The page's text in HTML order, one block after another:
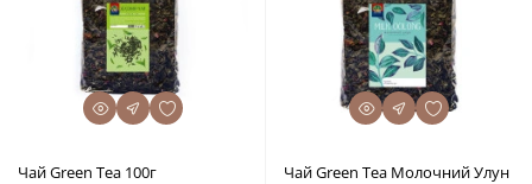
Чай Green Tea 100г
Чай Green Tea Молочний Улун